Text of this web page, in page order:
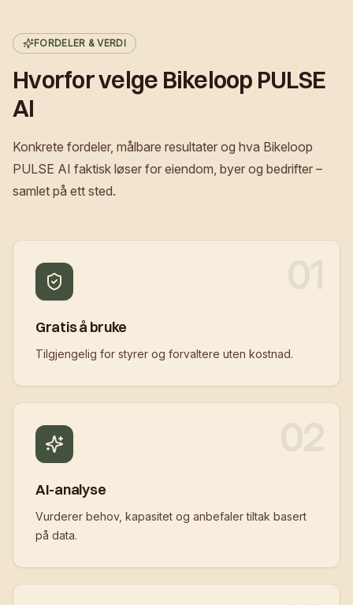
FORDELER & VERDI
Hvorfor velge Bikeloop PULSE
AI
Konkrete fordeler, målbare resultater og hva Bikeloop
PULSE AI faktisk løser for eiendom, byer og bedrifter –
samlet på ett sted.
Gratis å bruke
Tilgjengelig for styrer og forvaltere uten kostnad.
AI-analyse
Vurderer behov, kapasitet og anbefaler tiltak basert
på data.